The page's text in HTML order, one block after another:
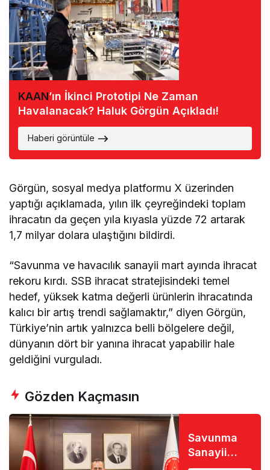
KAAN’ın İkinci Prototipi Ne Zaman
Havalanacak? Haluk Görgün Açıkladı!
Haberi görüntüle
Görgün, sosyal medya platformu X üzerinden
yaptığı açıklamada, yılın ilk çeyreğindeki toplam
ihracatın da geçen yıla kıyasla yüzde 72 artarak
1,7 milyar dolara ulaştığını bildirdi.
“Savunma ve havacılık sanayii mart ayında ihracat
rekoru kırdı. SSB ihracat stratejisindeki temel
hedef, yüksek katma değerli ürünlerin ihracatında
kalıcı bir artış trendi sağlamaktır,” diyen Görgün,
Türkiye’nin artık yalnızca belli bölgelere değil,
dünyanın dört bir yanına ihracat yapabilir hale
geldiğini vurguladı.
Gözden Kaçmasın
Savunma
Sanayii
Başkanı